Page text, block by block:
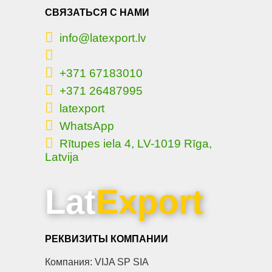
СВЯЗАТЬСЯ С НАМИ
info@latexport.lv
+371 67183010
+371 26487995
latexport
WhatsApp
Rītupes iela 4, LV-1019 Rīga,
Latvija
LatExport
РЕКВИЗИТЫ КОМПАНИИ
Компания: VIJA SP SIA